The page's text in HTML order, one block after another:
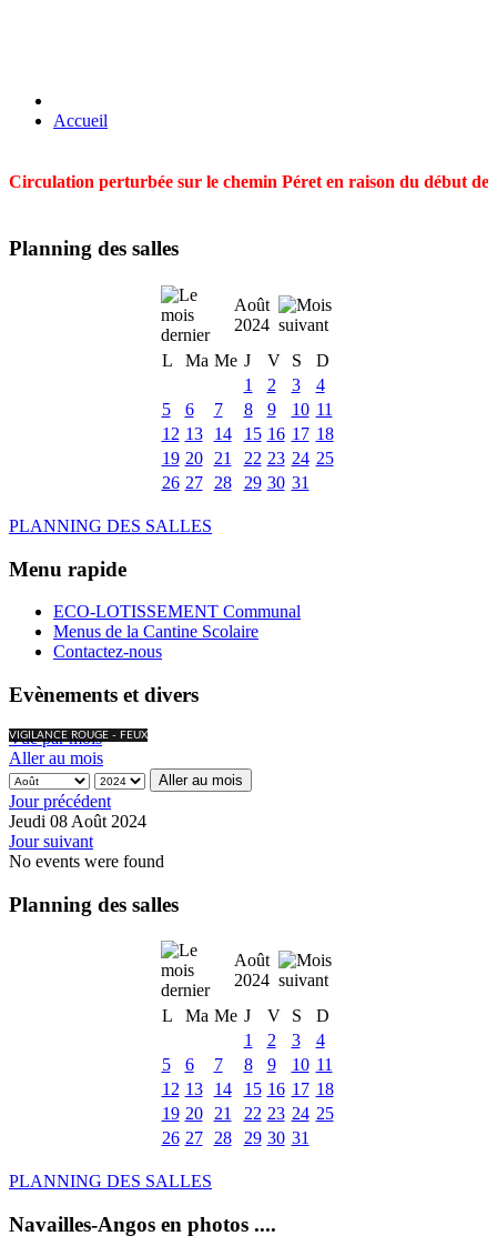
Accueil
Circulation perturbée sur le chemin Péret en raison du début
Planning des salles
Août
2024
L
Ma Me J V S
D
1
2 3
4
5
6 7 8 9 10 11
12 13 14 15 16 17 18
19 20 21 22 23 24 25
26 27 28 29 30 31
PLANNING DES SALLES
Menu rapide
ECO-LOTISSEMENT Communal
Menus de la Cantine Scolaire
Contactez-nous
Evènements et divers
VIGILANCE ROUGE - FEUX
Vue par mois
Aller au mois
Aller au mois
Jour précédent
Jeudi 08 Août 2024
Jour suivant
No events were found
Planning des salles
Août
2024
L
Ma Me J V S
D
1
2 3
4
5
6 7 8 9 10 11
12 13 14 15 16 17 18
19 20 21 22 23 24 25
26 27 28 29 30 31
PLANNING DES SALLES
Navailles-Angos en photos ....